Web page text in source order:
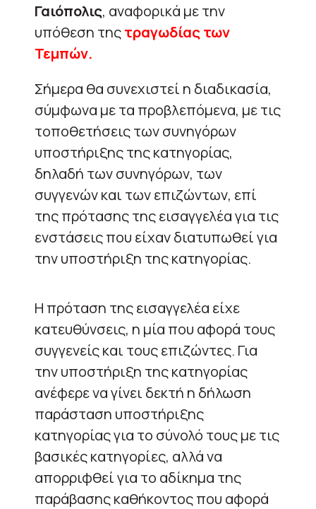
Γαιόπολις, αναφορικά με την
υπόθεση τηςτραγωδίας των
Τεμπών.
Σήμερα θα συνεχιστεί η διαδικασία,
σύμφωνα με τα προβλεπόμενα, με τις
τοποθετήσεις των συνηγόρων
υποστήριξης της κατηγορίας,
δηλαδή των συνηγόρων, των
συγγενών και των επιζώντων, επί
της πρότασης της εισαγγελέα για τις
ενστάσεις που είχαν διατυπωθεί για
την υποστήριξη της κατηγορίας.
H πρόταση της εισαγγελέα είχε
κατευθύνσεις, η μία που αφορά τους
συγγενείς και τους επιζώντες. Για
την υποστήριξη της κατηγορίας
ανέφερε να γίνει δεκτή η δήλωση
παράσταση υποστήριξης
κατηγορίας για το σύνολό τους με τις
βασικές κατηγορίες, αλλά να
απορριφθεί για το αδίκημα της
παράβασης καθήκοντος που αφορά